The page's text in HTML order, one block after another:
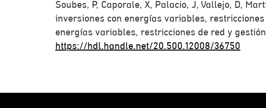
Soubes, P, Caporale, X, Palacio, J, Vallejo, D,
inversiones con energías variables,
energías variables, restricciones de red y
https://hdl.handle.net/20.500.12008/36750